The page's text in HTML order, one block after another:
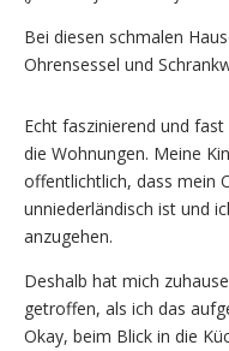
Bei diesen schmalen
Ohrensessel und
Echt faszinierend und
die Wohnungen. Meine
offentlichtlich, dass mein
unniederländisch ist und
anzugehen.
Deshalb hat mich
getroffen, als ich das
Okay, beim Blick in die